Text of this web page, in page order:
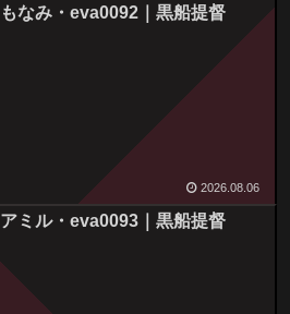
もなみ・eva0092｜黒船提督
2026.08.06
アミル・eva0093｜黒船提督